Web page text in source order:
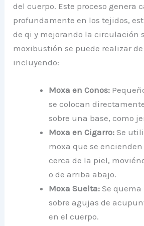
del cuerpo. Este proceso genera
profundamente en los tejidos,
de qi y mejorando la circulación
moxibustión se puede realizar
incluyendo:
Moxa en Conos:
se colocan
sobre una base, como
Moxa en Cigarro: Se
moxa que se
cerca de la piel,
o de arriba abajo.
Moxa Suelta: Se
sobre agujas de
en el cuerpo.